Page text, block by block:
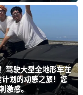
驾驶大型全地形车在
划的动感之旅！您
激感。